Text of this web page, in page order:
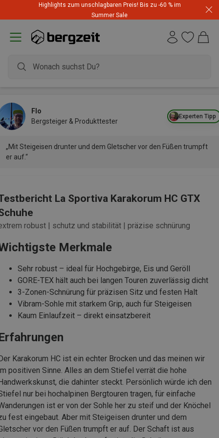
Highlights zum unschlagbaren Preis! Bis zu -60 % im
Summer Sale
Experten Tipp
Flo
Bergsteiger & Produkttester
„Mit Steigeisen drunter und dem Gletscher vor den Füßen trumpft
er auf.“
La Sportiva Karakorum HC GTX
robust | schutz und stabilität | präzise schnürung
Merkmale
Sehr robust – ideal für Hochgebirge, Eis und Geröll
GORE-TEX hält auch bei langen Touren zuverlässig dicht
3-Zonen-Schnürung für präzisen Sitz und festen Halt
Vibram-Sohle mit starkem Grip, auch für Steigeisen
Kaum Einlaufzeit – direkt einsatzbereit
Karakorum HC ist ein echter Brocken und das meinen wir
positiven Sinne. Alles an dem Stiefel verrät die hohe
die dahinter steckt. Persönlich würde ich den
nur bei hochalpinen Bergtouren tragen, für einfache
ist er von der Sohle her zu steif und der Knöchel
fest eingebaut. Aber mit Steigeisen drunter und dem
vor den Füßen trumpft er auf. Der Schaft ist aus